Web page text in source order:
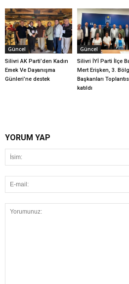
Güncel
Silivri AK Parti’den Kadın
Emek Ve Dayanışma
Günleri’ne destek
Güncel
Silivri İYİ Parti İlçe
Mert Erişken, 3.
Başkanları
katıldı
YORUM YAP